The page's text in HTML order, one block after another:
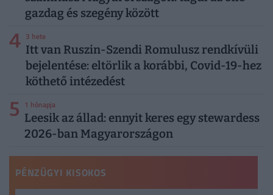
gazdag és szegény között
4 3 hete
Itt van Ruszin-Szendi Romulusz rendkívüli
bejelentése: eltörlik a korábbi, Covid-19-hez
köthető intézedést
5 1 hónapja
Leesik az állad: ennyit keres egy stewardess
2026-ban Magyarországon
PÉNZÜGYI KISOKOS